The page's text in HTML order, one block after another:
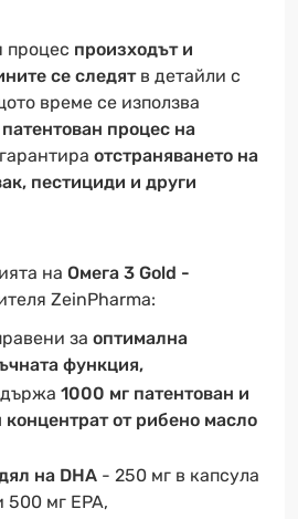
процес произходът и
се следятв детайли с
време се използва
процес на
отстраняването на
пестициди и други
на Омега 3 Gold -
ZeinPharma:
за оптимална
функция,
1000 мг патентован и
концентрат от рибено масло
на DHA - 250 мг в капсула
мг EPA,